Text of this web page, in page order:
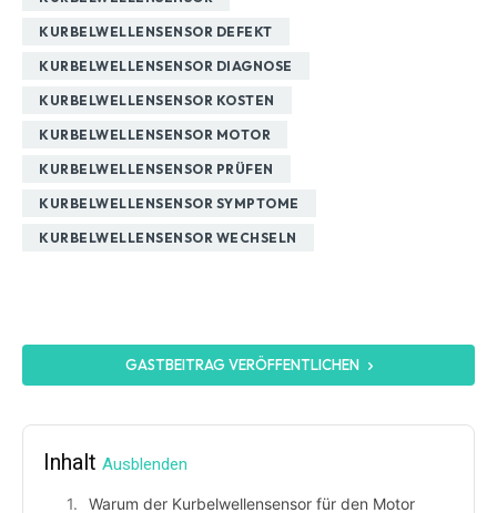
KURBELWELLENSENSOR DEFEKT
KURBELWELLENSENSOR DIAGNOSE
KURBELWELLENSENSOR KOSTEN
KURBELWELLENSENSOR MOTOR
KURBELWELLENSENSOR PRÜFEN
KURBELWELLENSENSOR SYMPTOME
KURBELWELLENSENSOR WECHSELN
GASTBEITRAG VERÖFFENTLICHEN
Inhalt Ausblenden
Warum der Kurbelwellensensor für den Motor